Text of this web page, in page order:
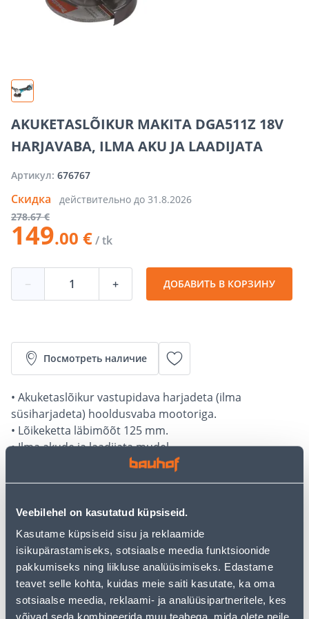
Veebilehel on kasutatud küpsiseid.
Kasutame küpsiseid sisu ja reklaamide
isikupärastamiseks, sotsiaalse meedia funktsioonide
pakkumiseks ning liikluse analüüsimiseks. Edastame
teavet selle kohta, kuidas meie saiti kasutate, ka oma
sotsiaalse meedia, reklaami- ja analüüsipartneritele, kes
võivad seda kombineerida muu teabega, mida olete neile
AKUKETASLÕIKUR MAKITA DGA511Z 18V
HARJAVABA, ILMA AKU JA LAADIJATA
Артикул: 676767
Скидка действительно до 31.8.2026
278.67 €
149.00 €/ tk
− + ДОБАВИТЬ В КОРЗИНУ
Посмотреть наличие
• Akuketaslõikur vastupidava harjadeta (ilma
süsiharjadeta) hooldusvaba mootoriga.
• Lõikeketta läbimõõt 125 mm.
• Ilma akude ja laadijata mudel.
• 14-päevane tagastusõigus.
Калькулятор рассрочки
Депозит
Ежемесячный платеж 24.83 €